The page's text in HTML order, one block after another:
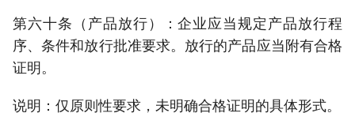
第六十条（产品放行）：企业应当规定产品放行程
序、条件和放行批准要求。放行的产品应当附有合格
证明。
说明：仅原则性要求，未明确合格证明的具体形式。